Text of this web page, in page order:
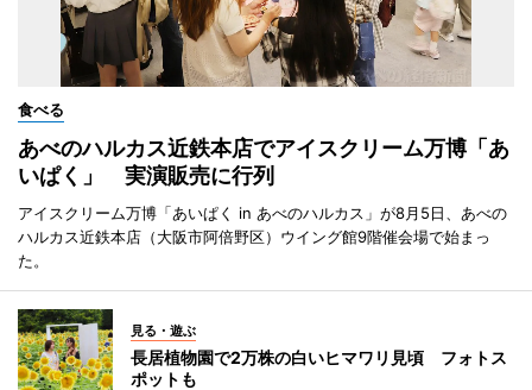
食べる
あべのハルカス近鉄本店でアイスクリーム万博「あ
いぱく」 実演販売に行列
アイスクリーム万博「あいぱく in あべのハルカス」が8月5日、あべの
ハルカス近鉄本店（大阪市阿倍野区）ウイング館9階催会場で始まっ
た。
見る・遊ぶ
長居植物園で2万株の白いヒマワリ見頃 フォトス
ポットも